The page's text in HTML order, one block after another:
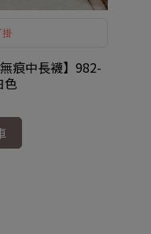
痕中長襪】982-
色